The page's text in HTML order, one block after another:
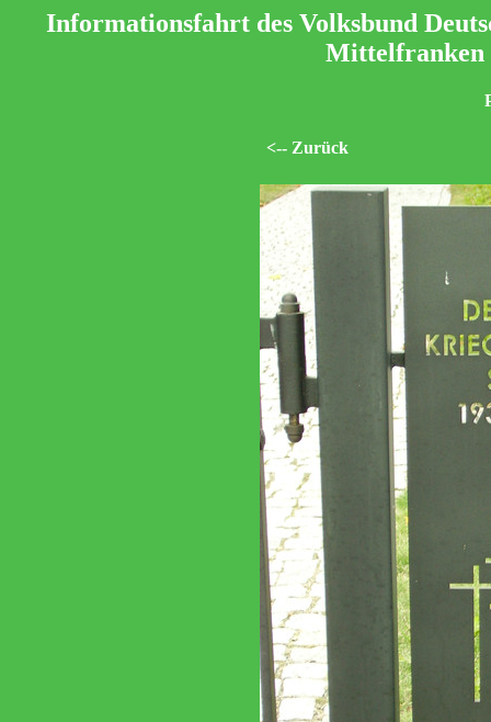
Informationsfahrt des Volksbund
Mittelfranken
<-- Zurück